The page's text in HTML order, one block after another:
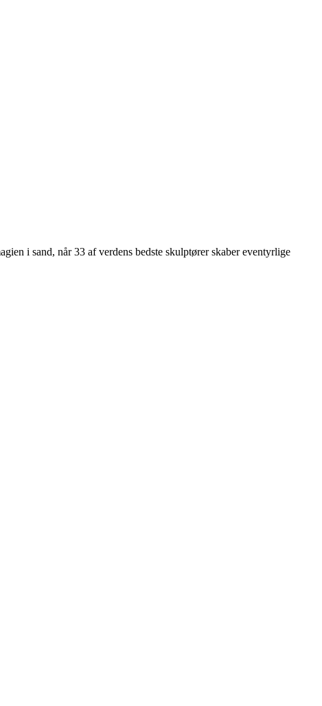
i sand, når 33 af verdens bedste skulptører skaber eventyrlige